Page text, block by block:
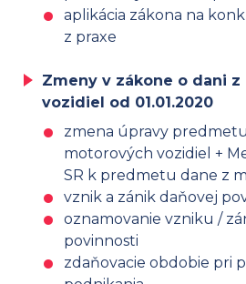
aplikácia zákona na
z praxe
Zmeny v zákone o dani
vozidiel od 01.01.2020
zmena úpravy
motorových vozidiel +
SR k predmetu dane z
vznik a zánik daňovej
oznamovanie vzniku /
povinnosti
zdaňovacie obdobie pri